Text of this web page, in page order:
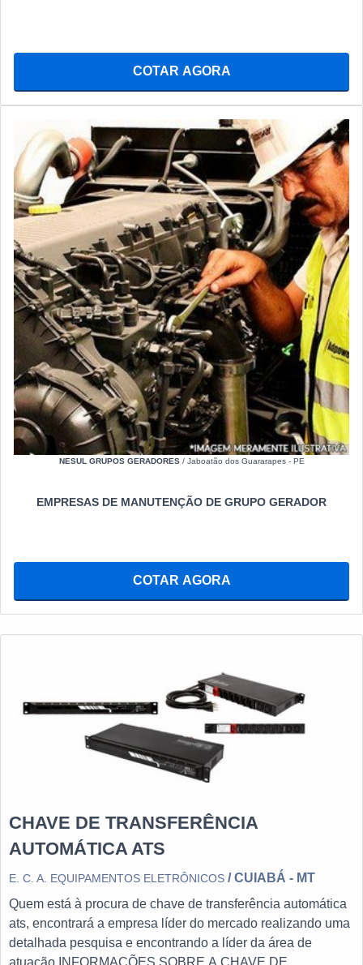
COTAR AGORA
NESUL GRUPOS GERADORES/ Jaboatão dos Guararapes - PE
EMPRESAS DE MANUTENÇÃO DE GRUPO GERADOR
COTAR AGORA
CHAVE DE TRANSFERÊNCIA
AUTOMÁTICA ATS
E. C. A. EQUIPAMENTOS ELETRÔNICOS / CUIABÁ - MT
Quem está à procura de chave de transferência automática
ats, encontrará a empresa líder do mercado realizando uma
detalhada pesquisa e encontrando a líder da área de
atuação.INFORMAÇÕES SOBRE A CHAVE DE